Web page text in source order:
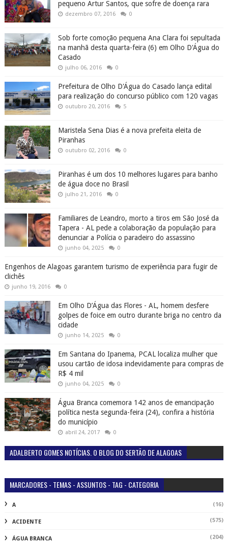
pequeno Artur Santos, que sofre de doença rara
dezembro 07, 2016 0
Sob forte comoção pequena Ana Clara foi sepultada
na manhã desta quarta-feira (6) em Olho D'Água do
Casado
julho 06, 2016 0
Prefeitura de Olho D'Água do Casado lança edital
para realização do concurso público com 120 vagas
outubro 20, 2016 5
Maristela Sena Dias é a nova prefeita eleita de
Piranhas
outubro 02, 2016 0
Piranhas é um dos 10 melhores lugares para banho
de água doce no Brasil
julho 21, 2016 0
Familiares de Leandro, morto a tiros em São José da
Tapera - AL pede a colaboração da população para
denunciar a Polícia o paradeiro do assassino
junho 04, 2025 0
Engenhos de Alagoas garantem turismo de experiência para fugir de
clichês
junho 19, 2016 0
Em Olho D’Água das Flores - AL, homem desfere
golpes de foice em outro durante briga no centro da
cidade
junho 14, 2025 0
Em Santana do Ipanema, PCAL localiza mulher que
usou cartão de idosa indevidamente para compras de
R$ 4 mil
junho 04, 2025 0
Água Branca comemora 142 anos de emancipação
política nesta segunda-feira (24), confira a história
do município
abril 24, 2017 0
ADALBERTO GOMES NOTÍCIAS. O BLOG DO SERTÃO DE ALAGOAS
MARCADORES - TEMAS - ASSUNTOS - TAG - CATEGORIA
A (16)
ACIDENTE (575)
ÁGUA BRANCA (204)